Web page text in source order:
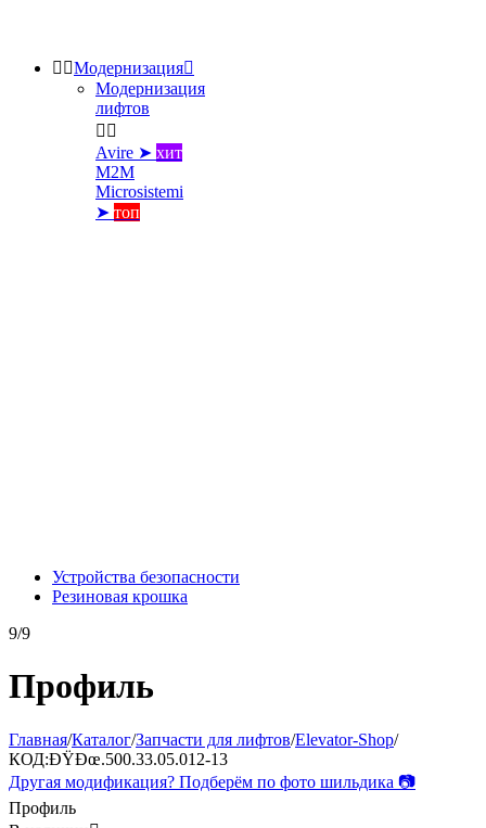
 Модернизация
Модернизация
лифтов
 
Avire ➤ хит
M2M
Microsistemi
➤ топ
Устройства безопасности
Резиновая крошка
9/9
Профиль
Главная/Каталог/Запчасти для лифтов/Elevator-Shop/
КОД:ÐŸÐœ.500.33.05.012-13
Другая модификация? Подберём по фото шильдика 📷
Профиль